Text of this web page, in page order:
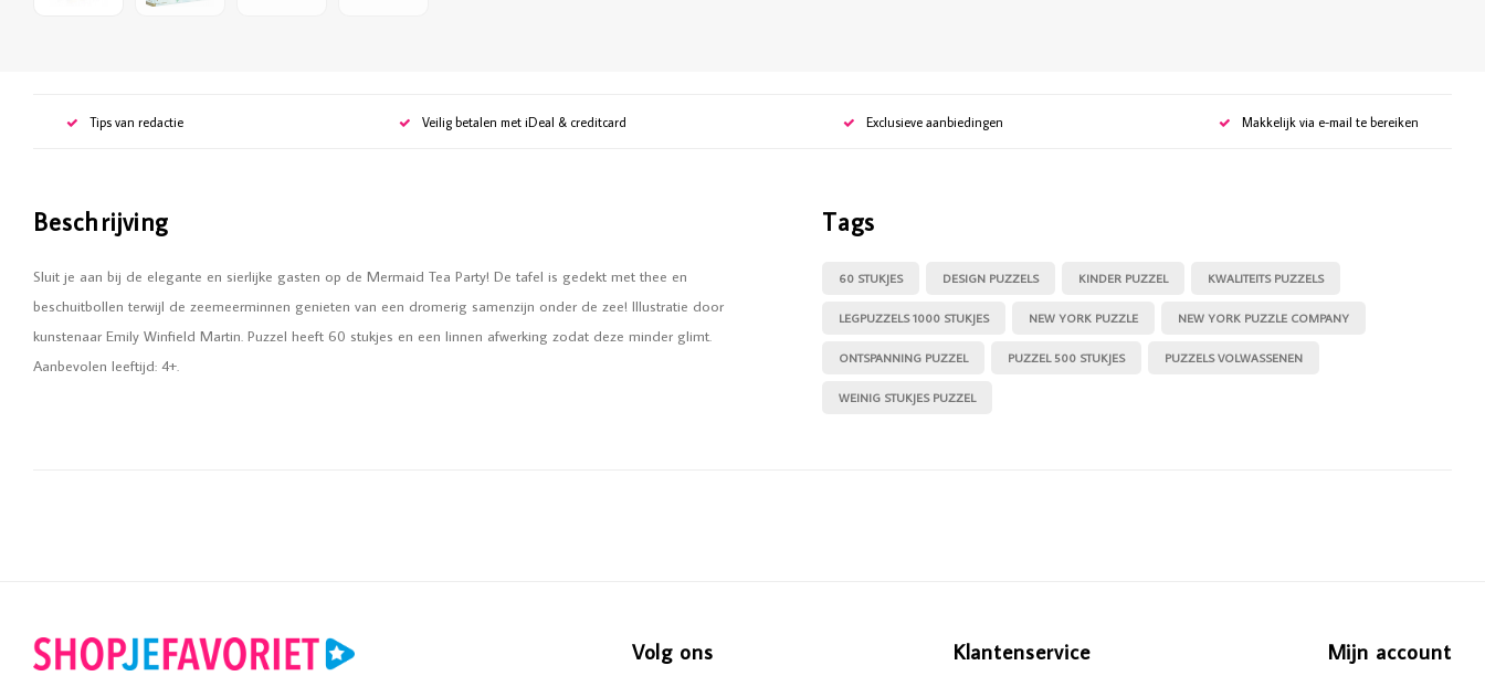
Tips van redactie Veilig betalen met iDeal & creditcard Exclusieve aanbiedingen Makkelijk via e-mail te bereiken
Beschrijving
Sluit je aan bij de elegante en sierlijke gasten op de Mermaid Tea Party! De tafel is gedekt met thee en
beschuitbollen terwijl de zeemeerminnen genieten van een dromerig samenzijn onder de zee! Illustratie door
kunstenaar Emily Winfield Martin. Puzzel heeft 60 stukjes en een linnen afwerking zodat deze minder glimt.
Aanbevolen leeftijd: 4+.
Tags
60 STUKJES DESIGN PUZZELS KINDER PUZZEL KWALITEITS PUZZELS
LEGPUZZELS 1000 STUKJES NEW YORK PUZZLE NEW YORK PUZZLE COMPANY
ONTSPANNING PUZZEL PUZZEL 500 STUKJES PUZZELS VOLWASSENEN
WEINIG STUKJES PUZZEL
Volg ons Klantenservice Mijn account